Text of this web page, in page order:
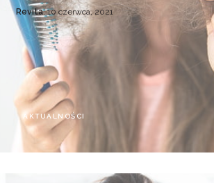
Revita, 10 czerwca, 2021
AKTUALNOŚCI